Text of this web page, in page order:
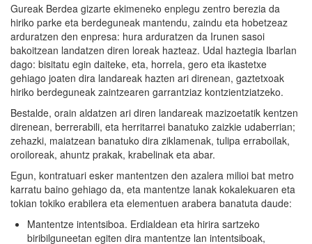
Gureak Berdea gizarte ekimeneko enplegu zentro berezia da
hiriko parke eta berdeguneak mantendu, zaindu eta hobetzeaz
arduratzen den enpresa: hura arduratzen da Irunen sasoi
bakoitzean landatzen diren loreak hazteaz. Udal haztegia Ibarlan
dago: bisitatu egin daiteke, eta, horrela, gero eta ikastetxe
gehiago joaten dira landareak hazten ari direnean, gaztetxoak
hiriko berdeguneak zaintzearen garrantziaz kontzientziatzeko.
Bestalde, orain aldatzen ari diren landareak mazizoetatik kentzen
direnean, berrerabili, eta herritarrei banatuko zaizkie udaberrian;
zehazki, maiatzean banatuko dira ziklamenak, tulipa erraboilak,
oroiloreak, ahuntz prakak, krabelinak eta abar.
Egun, kontratuari esker mantentzen den azalera milioi bat metro
karratu baino gehiago da, eta mantentze lanak kokalekuaren eta
tokian tokiko erabilera eta elementuen arabera banatuta daude:
Mantentze intentsiboa. Erdialdean eta hirira sartzeko
biribilguneetan egiten dira mantentze lan intentsiboak,